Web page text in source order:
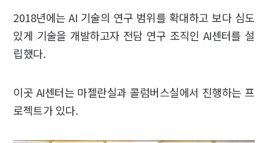
2018년에는 AI 기술의 연구 범위를 확대하고 보다 심도
있게 기술을 개발하고자 전담 연구 조직인 AI센터를 설
립했다.
이곳 AI센터는 마젤란실과 콜럼버스실에서 진행하는 프
로젝트가 있다.